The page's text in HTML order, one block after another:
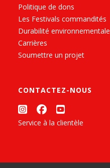
Politique de dons
Les Festivals commandités
Durabilité environnementale
Carrières
Soumettre un projet
CONTACTEZ-NOUS
Service à la clientèle